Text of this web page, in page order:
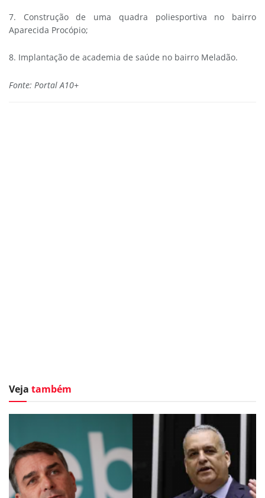
7. Construção de uma quadra poliesportiva no bairro
Aparecida Procópio;
8. Implantação de academia de saúde no bairro Meladão.
Fonte: Portal A10+
Veja também